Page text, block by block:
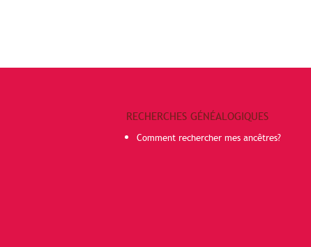
RECHERCHES GÉNÉALOGIQUES
Comment rechercher mes ancêtres?